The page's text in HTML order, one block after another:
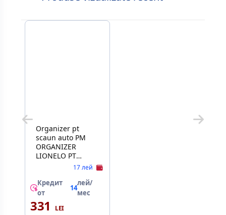
Organizer pt
scaun auto PM
ORGANIZER
LIONELO PT
SCAUN AUTO17 лей
Кредит
от
14
лей/
мес
331